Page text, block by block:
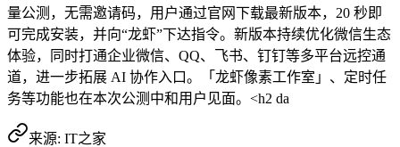
量公测，无需邀请码，用户通过官网下载最新版本，20 秒即
可完成安装，并向“龙虾”下达指令。新版本持续优化微信生态
体验，同时打通企业微信、QQ、飞书、钉钉等多平台远控通
道，进一步拓展 AI 协作入口。「龙虾像素工作室」、定时任
务等功能也在本次公测中和用户见面。<h2 da
来源: IT之家